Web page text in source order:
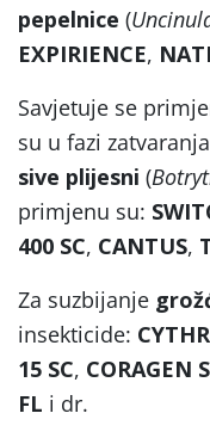
pepelnice (
EXPIRIENCE,
Savjetuje se
su u fazi
sive plijesni (
primjenu su:
400 SC, CANTUS,
Za suzbijanje
insekticide:
15 SC, CORAGEN
FL i dr.